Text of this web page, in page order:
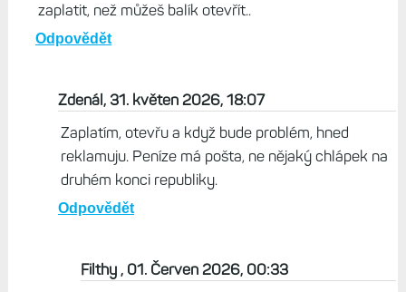
zaplatit, než můžeš balík otevřít..
Odpovědět
Zdenál, 31. květen 2026, 18:07
Zaplatím, otevřu a když bude problém, hned
reklamuju. Peníze má pošta, ne nějaký chlápek na
druhém konci republiky.
Odpovědět
Filthy , 01. Červen 2026, 00:33